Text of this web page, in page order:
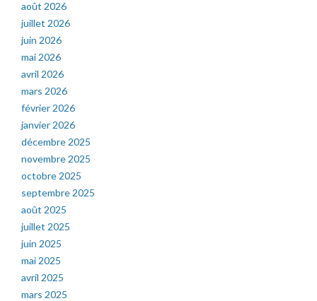
août 2026
juillet 2026
juin 2026
mai 2026
avril 2026
mars 2026
février 2026
janvier 2026
décembre 2025
novembre 2025
octobre 2025
septembre 2025
août 2025
juillet 2025
juin 2025
mai 2025
avril 2025
mars 2025